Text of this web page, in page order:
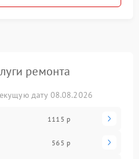
ремонта
дату 08.08.2026
1115 р
565 р